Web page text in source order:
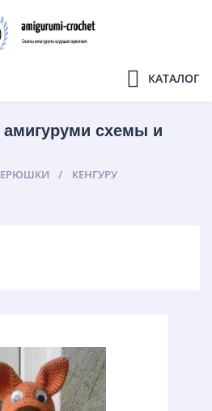
КАТАЛОГ
амигуруми схемы и
КЕНГУРУ